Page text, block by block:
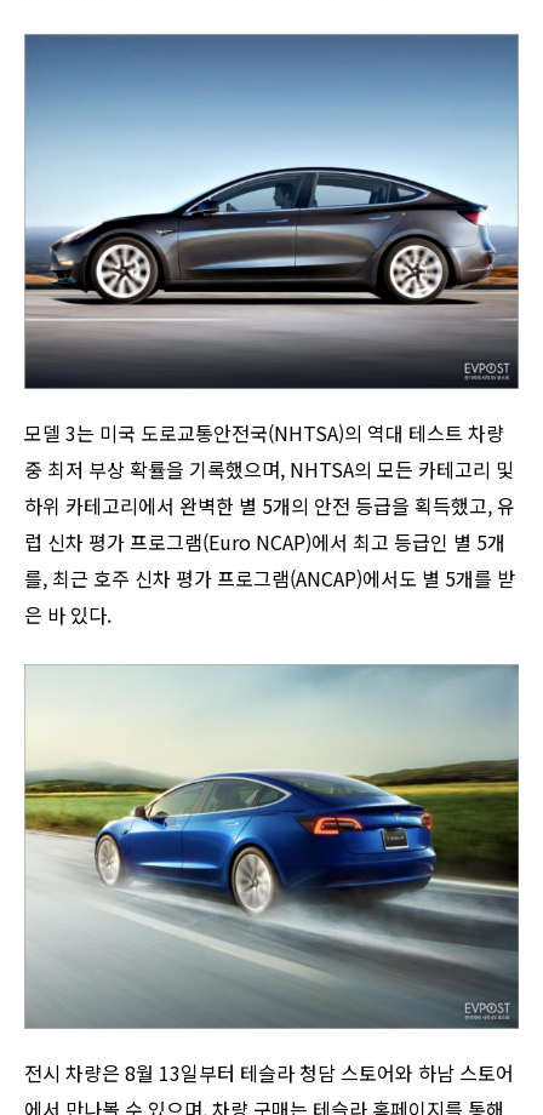
모델 3는 미국 도로교통안전국(NHTSA)의 역대 테스트 차량
중 최저 부상 확률을 기록했으며, NHTSA의 모든 카테고리 및
하위 카테고리에서 완벽한 별 5개의 안전 등급을 획득했고, 유
럽 신차 평가 프로그램(Euro NCAP)에서 최고 등급인 별 5개
를, 최근 호주 신차 평가 프로그램(ANCAP)에서도 별 5개를 받
은 바 있다.
전시 차량은 8월 13일부터 테슬라 청담 스토어와 하남 스토어
에서 만나볼 수 있으며, 차량 구매는 테슬라 홈페이지를 통해